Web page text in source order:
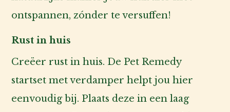
ontspannen, zónder te versuffen!
Rust in huis
Creëer rust in huis. De Pet Remedy
startset met verdamper helpt jou hier
eenvoudig bij. Plaats deze in een laag